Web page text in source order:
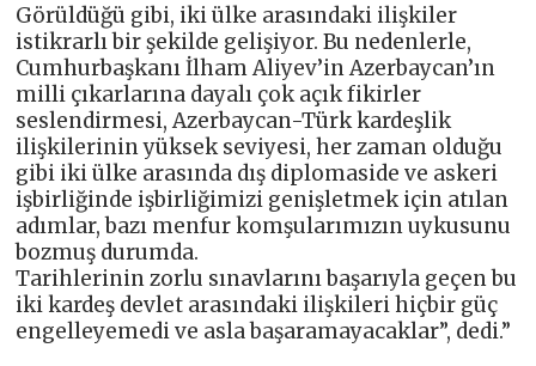
Görüldüğü gibi, iki ülke arasındaki ilişkiler
istikrarlı bir şekilde gelişiyor. Bu nedenlerle,
Cumhurbaşkanı İlham Aliyev’in Azerbaycan’ın
milli çıkarlarına dayalı çok açık fikirler
seslendirmesi, Azerbaycan-Türk kardeşlik
ilişkilerinin yüksek seviyesi, her zaman olduğu
gibi iki ülke arasında dış diplomaside ve askeri
işbirliğinde işbirliğimizi genişletmek için atılan
adımlar, bazı menfur komşularımızın uykusunu
bozmuş durumda.
Tarihlerinin zorlu sınavlarını başarıyla geçen bu
iki kardeş devlet arasındaki ilişkileri hiçbir güç
engelleyemedi ve asla başaramayacaklar”, dedi.”